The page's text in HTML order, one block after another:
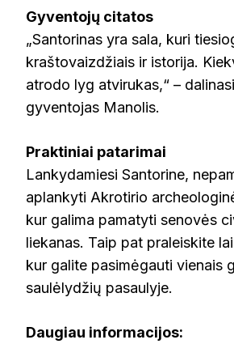
Gyventojų citatos
„Santorinas yra sala, kuri
kraštovaizdžiais ir istorija.
atrodo lyg atvirukas,“ –
gyventojas Manolis.
Praktiniai patarimai
Lankydamiesi Santorine,
aplankyti Akrotirio
kur galima pamatyti senovės
liekanas. Taip pat praleiskite
kur galite pasimėgauti vienais
saulėlydžių pasaulyje.
Daugiau informacijos: